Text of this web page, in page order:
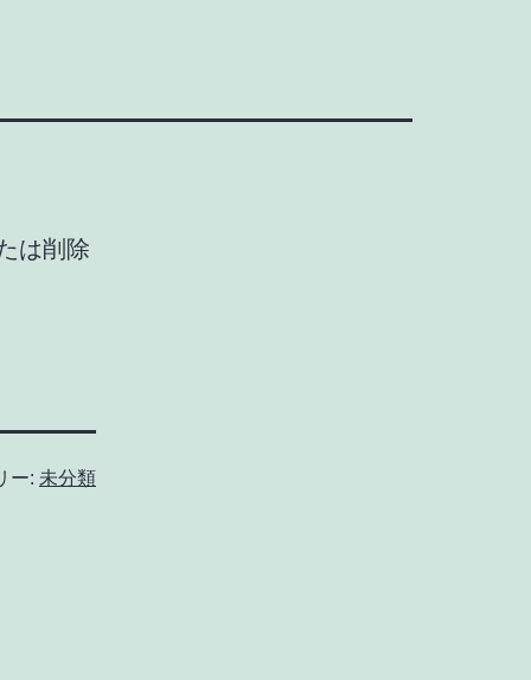
は削除
ー: 未分類